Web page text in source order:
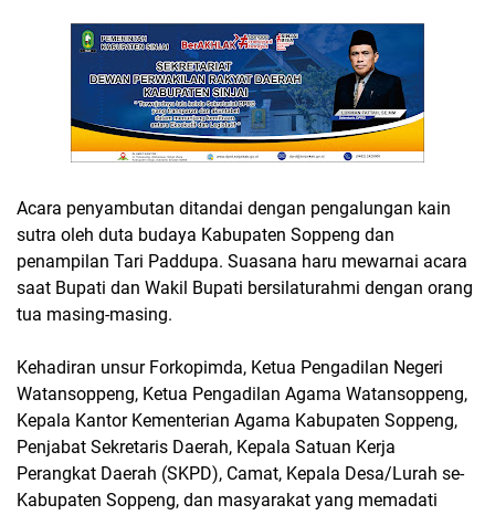
Acara penyambutan ditandai dengan pengalungan kain
sutra oleh duta budaya Kabupaten Soppeng dan
penampilan Tari Paddupa. Suasana haru mewarnai acara
saat Bupati dan Wakil Bupati bersilaturahmi dengan orang
tua masing-masing.
Kehadiran unsur Forkopimda, Ketua Pengadilan Negeri
Watansoppeng, Ketua Pengadilan Agama Watansoppeng,
Kepala Kantor Kementerian Agama Kabupaten Soppeng,
Penjabat Sekretaris Daerah, Kepala Satuan Kerja
Perangkat Daerah (SKPD), Camat, Kepala Desa/Lurah se-
Kabupaten Soppeng, dan masyarakat yang memadati